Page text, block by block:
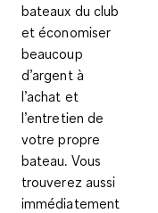
bateaux du club
et économiser
beaucoup
d’argent à
l’achat et
l’entretien de
votre propre
bateau. Vous
trouverez aussi
immédiatement